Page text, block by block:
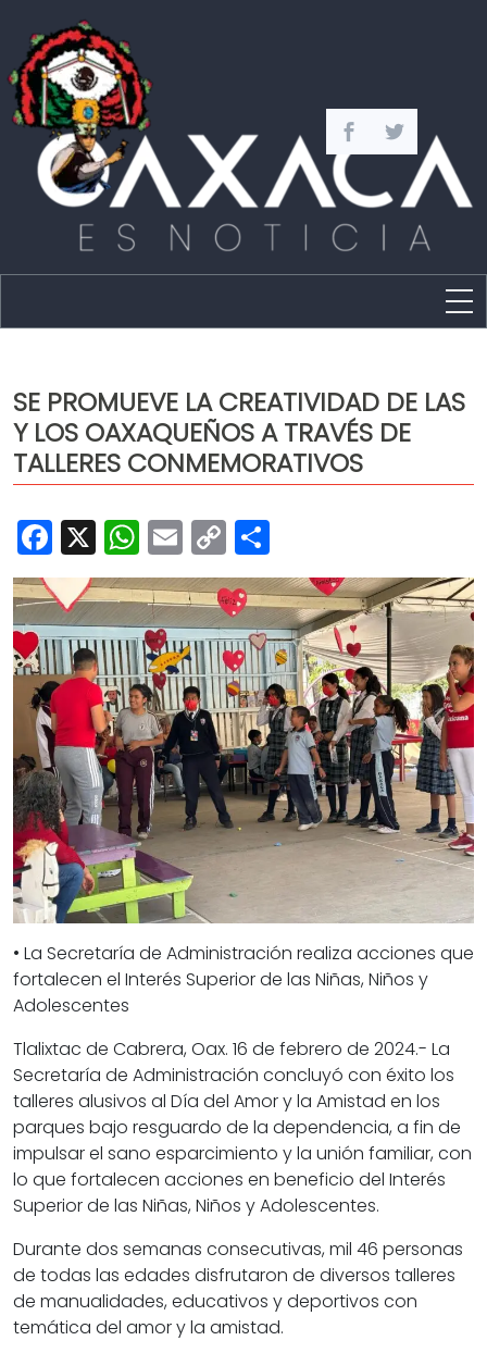
Capital
Policíaca
Cultura
Deportes
Opinión
SE PROMUEVE LA CREATIVIDAD DE LAS
Y LOS OAXAQUEÑOS A TRAVÉS DE
TALLERES CONMEMORATIVOS
Facebook
X WhatsApp
Email
Copy
Link
• La Secretaría de Administración realiza acciones que
fortalecen el Interés Superior de las Niñas, Niños y
Adolescentes
Tlalixtac de Cabrera, Oax. 16 de febrero de 2024.- La
Secretaría de Administración concluyó con éxito los
talleres alusivos al Día del Amor y la Amistad en los
parques bajo resguardo de la dependencia, a fin de
impulsar el sano esparcimiento y la unión familiar, con
lo que fortalecen acciones en beneficio del Interés
Superior de las Niñas, Niños y Adolescentes.
Durante dos semanas consecutivas, mil 46 personas
de todas las edades disfrutaron de diversos talleres
de manualidades, educativos y deportivos con
temática del amor y la amistad.